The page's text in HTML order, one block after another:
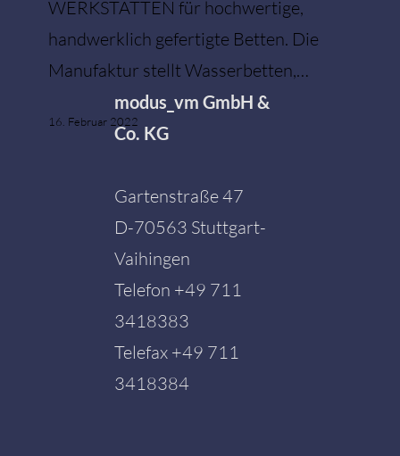
WERKSTÄTTEN für hochwertige,
handwerklich gefertigte Betten. Die
Manufaktur stellt Wasserbetten,…
16. Februar 2022
modus_vm GmbH &
Co. KG
Gartenstraße 47
D-70563 Stuttgart-
Vaihingen
Telefon +49 711
3418383
Telefax +49 711
3418384